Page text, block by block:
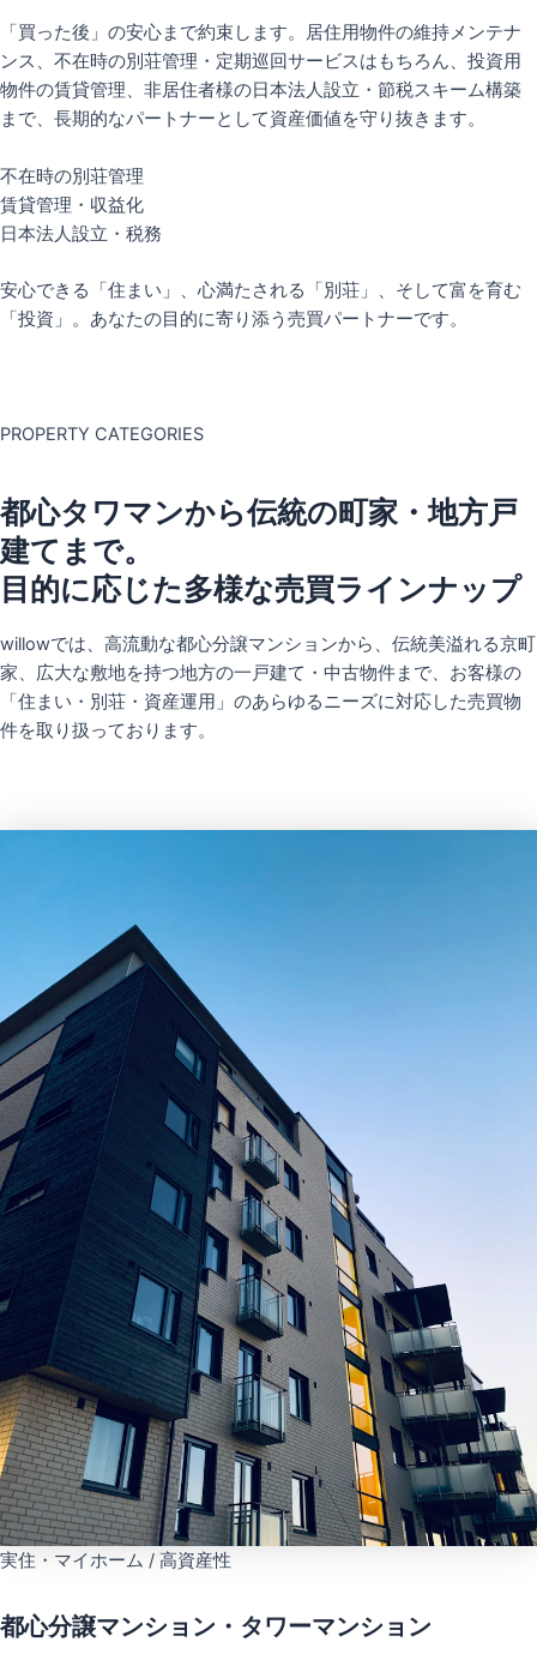
「買った後」の安心まで約束します。居住用物件の維持メンテナ
ンス、不在時の別荘管理・定期巡回サービスはもちろん、投資用
物件の賃貸管理、非居住者様の日本法人設立・節税スキーム構築
まで、長期的なパートナーとして資産価値を守り抜きます。
不在時の別荘管理
賃貸管理・収益化
日本法人設立・税務
安心できる「住まい」、心満たされる「別荘」、そして富を育む
「投資」。あなたの目的に寄り添う売買パートナーです。
PROPERTY CATEGORIES
都心タワマンから伝統の町家・地方戸
建てまで。
目的に応じた多様な売買ラインナップ
willowでは、高流動な都心分譲マンションから、伝統美溢れる京町
家、広大な敷地を持つ地方の一戸建て・中古物件まで、お客様の
「住まい・別荘・資産運用」のあらゆるニーズに対応した売買物
件を取り扱っております。
実住・マイホーム / 高資産性
都心分譲マンション・タワーマンション